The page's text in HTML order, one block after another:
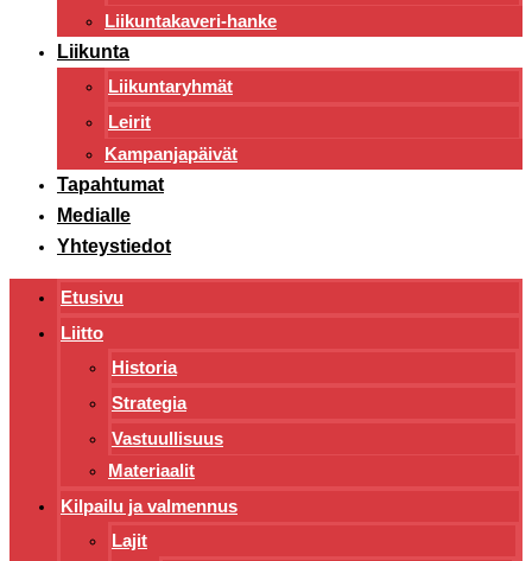
Liikuntakaveri-hanke
Liikunta
Liikuntaryhmät
Leirit
Kampanjapäivät
Tapahtumat
Medialle
Yhteystiedot
Etusivu
Liitto
Historia
Strategia
Vastuullisuus
Materiaalit
Kilpailu ja valmennus
Lajit